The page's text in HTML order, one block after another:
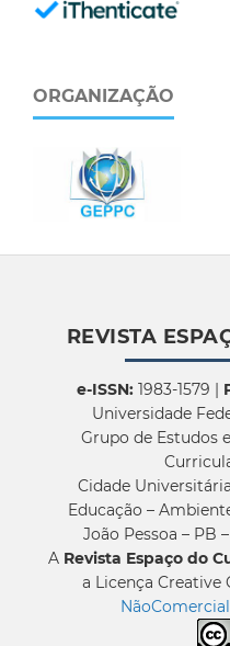
ORGANIZAÇÃO
REVISTA
e-ISSN:1983-1579 |
Universidade
Grupo de Estudos
Cidade
Educação –
João Pessoa – PB
A Revista Espaço do
a Licença Creative